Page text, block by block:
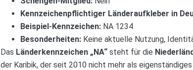
Kennzeichenpflichtiger Länderaufkleber in
Beispiel-Kennzeichen: NA 1234
Besonderheiten: Keine aktuelle Nutzung,
Das Länderkennzeichen „NA“ steht für die
der Karibik, der seit 2010 nicht mehr als